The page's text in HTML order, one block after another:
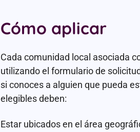
Cómo aplicar
Cada comunidad local asociada
utilizando el formulario de
si conoces a alguien que pueda
elegibles deben:
Estar ubicados en el área